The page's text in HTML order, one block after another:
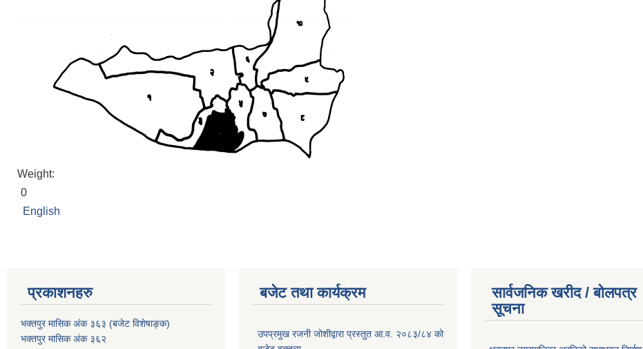
Weight:
0
English
प्रकाशनहरु
भक्तपुर मासिक अंक ३६३ (बजेट विशेषाङ्क)
भक्तपुर मासिक अंक ३६२
बजेट तथा कार्यक्रम
उपप्रमुख रजनी जोशीद्वारा प्रस्तुत आ.व. २०८३/८४ को
सार्वजनिक खरीद / बोलपत्र
सूचना